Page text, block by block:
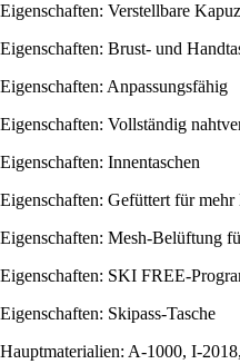
Eigenschaften: Verstellbare
Eigenschaften: Brust- und
Eigenschaften: Anpassungsfähig
Eigenschaften: Vollständig
Eigenschaften: Innentaschen
Eigenschaften: Gefüttert für
Eigenschaften: Mesh-Belüftung
Eigenschaften: SKI FREE-
Eigenschaften: Skipass-Tasche
Hauptmaterialien: A-1000, I-